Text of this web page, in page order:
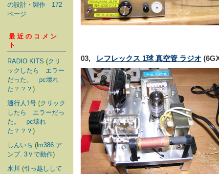
の設計・製作 172
ページ
最近のコメン
ト
RADIO KITS (クリ
ックしたら エラー
だった。 pc壊れ
た？？？ )
通行人1号 (クリック
したら エラーだっ
た。 pc壊れ
た？？？ )
しんいち ( lm386 ア
ンプ. 3Ｖで動作)
水川 (引っ越しして
03, レフレックス 1球 真空管 ラジオ